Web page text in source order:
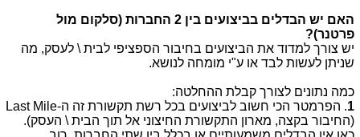
האם יש הבדלים בביצועים בין 2 החברות (סלקום מול
פרטנר)?
יש צורך למדוד את הביצועים בחיבור הספציפי לבית \ לעסק, מה
שניתן לעשות לבד או ע"י מומחה לנושא.
כמה נתונים לצורך קבלת ההחלטה:
1. הפרמטר הכי חשוב לביצועים בכל רשת תקשורת זה ה-Last Mile
(החיבור בקצה, מארון התקשורת החיצוני אל תוך הבית \ העסק).